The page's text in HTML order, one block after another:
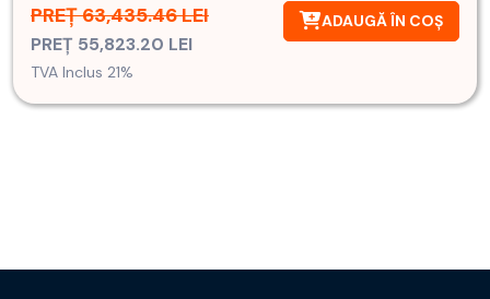
PREȚ 63,435.46 LEI
PREȚ 55,823.20 LEI
TVA Inclus 21%
ADAUGĂ ÎN COȘ